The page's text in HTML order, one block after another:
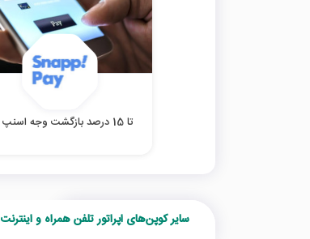
تا 15 درصد بازگشت وجه اسنپ پی
سایر کوپن‌های اپراتور تلفن همراه و اینترنت